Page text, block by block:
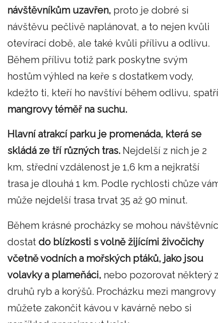
návštěvníkům uzavřen, proto je dobré si
návštěvu pečlivě naplánovat, a to nejen kvůli
otevírací době, ale také kvůli přílivu a odlivu.
Během přílivu totiž park poskytne svým
hostům výhled na keře s dostatkem vody,
kdežto ti, kteří ho navštíví během odlivu, spatří
mangrovy téměř na suchu.
Hlavní atrakcí parku je promenáda, která se
skládá ze tří různých tras. Nejdelší z nich je 2
km, střední vzdálenost je 1,6 km a nejkratší
trasa je dlouhá 1 km. Podle rychlosti chůze
může nejdelší trasa trvat 35 až 90 minut.
Během krásné procházky se mohou
dostat do blízkosti s volně žijícími živočichy
včetně vodních a mořských ptáků, jako jsou
volavky a plameňáci, nebo pozorovat některý
druhů ryb a korýšů. Procházku mezi mangrovy
můžete zakončit kávou v kavárně nebo si